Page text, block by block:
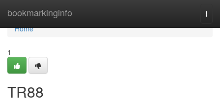
bookmarkinginfo
Home
Home
1
TR88